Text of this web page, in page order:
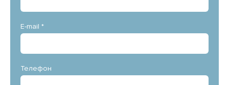
E-mail *
Телефон